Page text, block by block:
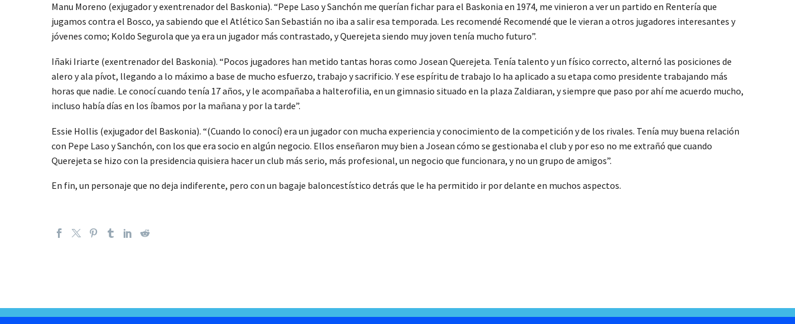
Manu Moreno (exjugador y exentrenador del Baskonia). “Pepe Laso y Sanchón me querían fichar para el Baskonia en 1974, me vinieron a ver un partido en Rentería que
jugamos contra el Bosco, ya sabiendo que el Atlético San Sebastián no iba a salir esa temporada. Les recomendé Recomendé que le vieran a otros jugadores interesantes y
jóvenes como; Koldo Segurola que ya era un jugador más contrastado, y Querejeta siendo muy joven tenía mucho futuro”.
Iñaki Iriarte (exentrenador del Baskonia). “Pocos jugadores han metido tantas horas como Josean Querejeta. Tenía talento y un físico correcto, alternó las posiciones de
alero y ala pívot, llegando a lo máximo a base de mucho esfuerzo, trabajo y sacrificio. Y ese espíritu de trabajo lo ha aplicado a su etapa como presidente trabajando más
horas que nadie. Le conocí cuando tenía 17 años, y le acompañaba a halterofilia, en un gimnasio situado en la plaza Zaldiaran, y siempre que paso por ahí me acuerdo mucho,
incluso había días en los íbamos por la mañana y por la tarde”.
Essie Hollis (exjugador del Baskonia). “(Cuando lo conocí) era un jugador con mucha experiencia y conocimiento de la competición y de los rivales. Tenía muy buena relación
con Pepe Laso y Sanchón, con los que era socio en algún negocio. Ellos enseñaron muy bien a Josean cómo se gestionaba el club y por eso no me extrañó que cuando
Querejeta se hizo con la presidencia quisiera hacer un club más serio, más profesional, un negocio que funcionara, y no un grupo de amigos”.
En fin, un personaje que no deja indiferente, pero con un bagaje baloncestístico detrás que le ha permitido ir por delante en muchos aspectos.